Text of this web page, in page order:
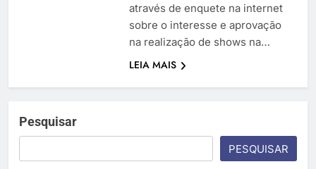
através de enquete na internet
sobre o interesse e aprovação
na realização de shows na…
LEIA MAIS
Pesquisar
PESQUISAR